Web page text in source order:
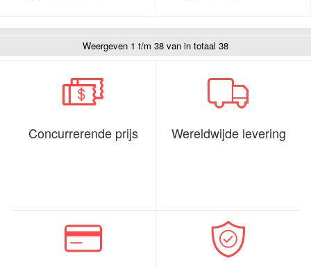
Weergeven 1 t/m 38 van in totaal 38
Concurrerende prijs Wereldwijde levering